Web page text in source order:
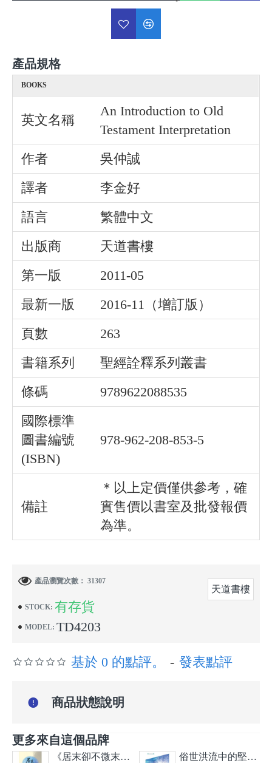
產品規格
BOOKS
英文名稱
An Introduction to Old
Testament Interpretation
作者
吳仲誠
譯者
李金好
語言
繁體中文
出版商
天道書樓
第一版
2011-05
最新一版
2016-11（增訂版）
頁數
263
書籍系列
聖經詮釋系列叢書
條碼
9789622088535
國際標準
圖書編號
(ISBN)
978-962-208-853-5
備註
＊以上定價僅供參考，確
實售價以書室及批發報價
為準。
STOCK: 有存貨
MODEL: TD4203
天道書樓
產品瀏覽次數： 31307
基於 0 的點評。 - 發表點評
更多來自這個品牌
《居末卻不微末—希伯來書、大公書信及啟示錄導論》
俗世洪流中的堅信—從教牧書信看顛覆現實的基督信仰
商品狀態說明